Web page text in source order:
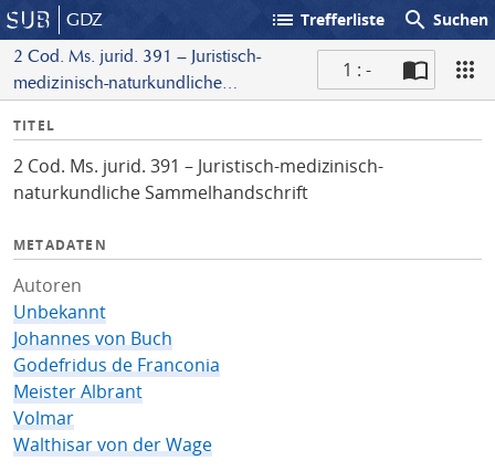
GDZ list Trefferliste search Suchen
2 Cod. Ms. jurid. 391 – Juristisch-
medizinisch-naturkundliche
1 : -
I
f
o
TITEL
2 Cod. Ms. jurid. 391 – Juristisch-medizinisch-
naturkundliche Sammelhandschrift
METADATEN
Autoren
Unbekannt
Johannes von Buch
Godefridus de Franconia
Meister Albrant
Volmar
Walthisar von der Wage